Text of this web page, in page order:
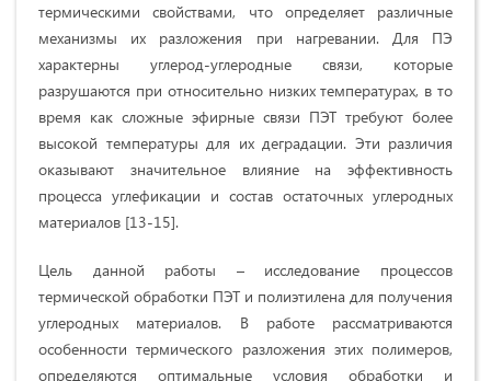
термическими свойствами, что определяет различные
механизмы их разложения при нагревании. Для ПЭ
характерны углерод-углеродные связи, которые
разрушаются при относительно низких температурах, в то
время как сложные эфирные связи ПЭТ требуют более
высокой температуры для их деградации. Эти различия
оказывают значительное влияние на эффективность
процесса углефикации и состав остаточных углеродных
материалов [13-15].
Цель данной работы – исследование процессов
термической обработки ПЭТ и полиэтилена для получения
углеродных материалов. В работе рассматриваются
особенности термического разложения этих полимеров,
определяются оптимальные условия обработки и